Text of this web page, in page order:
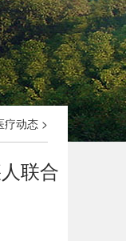
疗动态 >
联合